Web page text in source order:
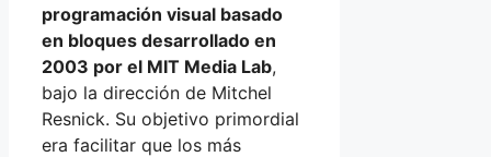
programación visual basado
en bloques desarrollado en
2003 por el MIT Media Lab,
bajo la dirección de Mitchel
Resnick. Su objetivo primordial
era facilitar que los más